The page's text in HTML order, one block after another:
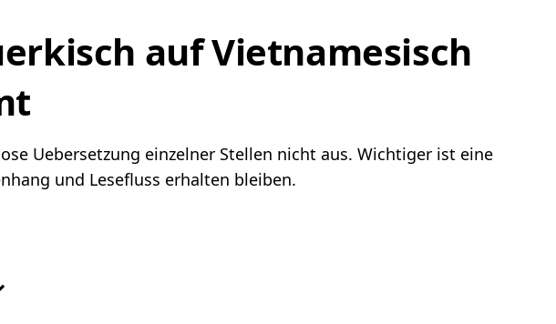
auf Vietnamesisch
Uebersetzung einzelner Stellen nicht aus. Wichtiger ist eine
und Lesefluss erhalten bleiben.